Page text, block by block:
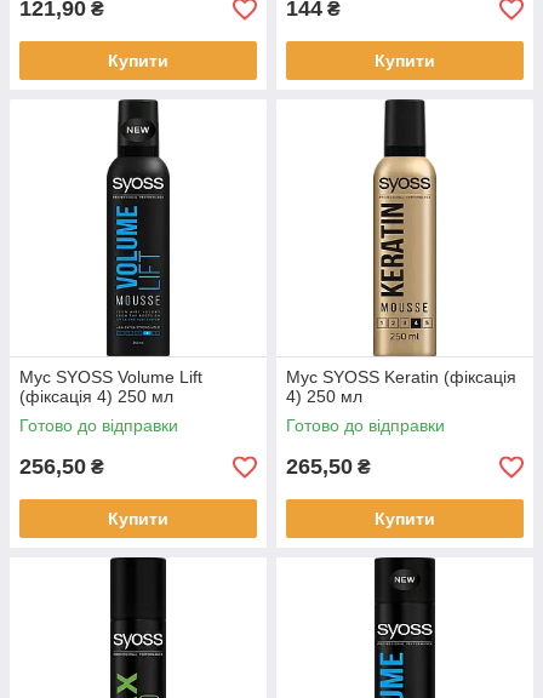
121,90 ₴
Купити
144 ₴
Купити
Мус SYOSS Volume Lift
(фіксація 4) 250 мл
Готово до відправки
256,50 ₴
Купити
Мус SYOSS Keratin (фіксація
4) 250 мл
Готово до відправки
265,50 ₴
Купити